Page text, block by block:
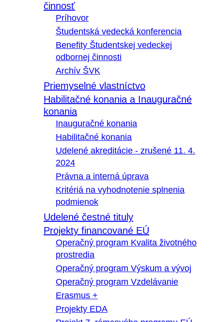
činnosť
Príhovor
Študentská vedecká konferencia
Benefity Študentskej vedeckej
odbornej činnosti
Archív ŠVK
Priemyselné vlastníctvo
Habilitačné konania a Inauguračné
konania
Inauguračné konania
Habilitačné konania
Udelené akreditácie - zrušené 11. 4.
2024
Právna a interná úprava
Kritériá na vyhodnotenie splnenia
podmienok
Udelené čestné tituly
Projekty financované EÚ
Operačný program Kvalita životného
prostredia
Operačný program Výskum a vývoj
Operačný program Vzdelávanie
Erasmus +
Projekty EDA